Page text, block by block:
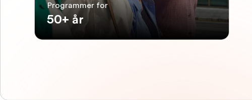
Programmer for
50+ år